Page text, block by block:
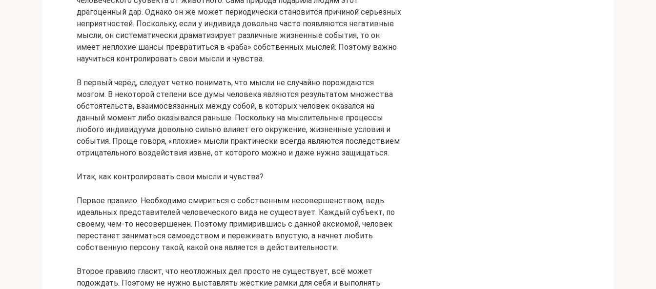
драгоценный дар. Однако он же может периодически становится причиной серьезных
неприятностей. Поскольку, если у индивида довольно часто появляются негативные
мысли, он систематически драматизирует различные жизненные события, то он
имеет неплохие шансы превратиться в «раба» собственных мыслей. Поэтому важно
научиться контролировать свои мысли и чувства.
В первый черёд, следует четко понимать, что мысли не случайно порождаются
мозгом. В некоторой степени все думы человека являются результатом множества
обстоятельств, взаимосвязанных между собой, в которых человек оказался на
данный момент либо оказывался раньше. Поскольку на мыслительные процессы
любого индивидуума довольно сильно влияет его окружение, жизненные условия и
события. Проще говоря, «плохие» мысли практически всегда являются последствием
отрицательного воздействия извне, от которого можно и даже нужно защищаться.
Итак, как контролировать свои мысли и чувства?
Первое правило. Необходимо смириться с собственным несовершенством, ведь
идеальных представителей человеческого вида не существует. Каждый субъект, по
своему, чем-то несовершенен. Поэтому примирившись с данной аксиомой, человек
перестанет заниматься самоедством и переживать впустую, а начнет любить
собственную персону такой, какой она является в действительности.
Второе правило гласит, что неотложных дел просто не существует, всё может
подождать. Поэтому не нужно выставлять жёсткие рамки для себя и выполнять